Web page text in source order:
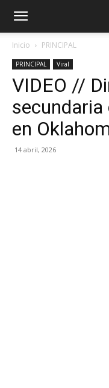
Inicio PRINCIPAL
PRINCIPAL Viral
VIDEO //
en
14 abril, 2026